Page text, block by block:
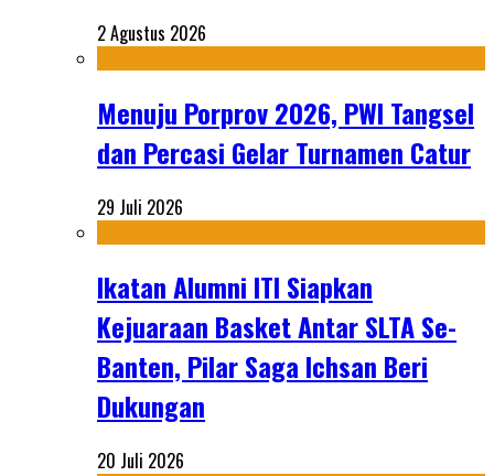
2 Agustus 2026
Menuju Porprov 2026, PWI Tangsel
dan Percasi Gelar Turnamen Catur
29 Juli 2026
Ikatan Alumni ITI Siapkan
Kejuaraan Basket Antar SLTA Se-
Banten, Pilar Saga Ichsan Beri
Dukungan
20 Juli 2026